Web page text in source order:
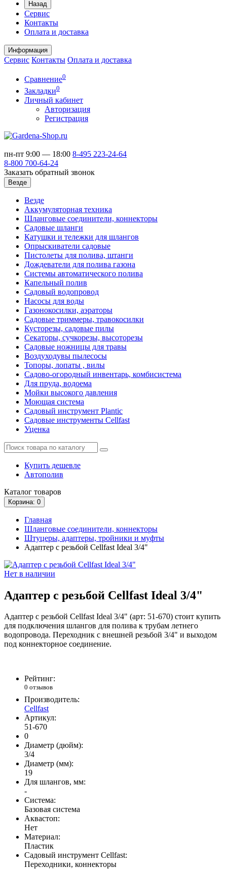
Назад
Сервис
Контакты
Оплата и доставка
Информация
Сервис Контакты Оплата и доставка
Сравнение0
Закладки0
Личный кабинет
Авторизация
Регистрация
пн-пт 9:00 — 18:00 8-495 223-24-64
8-800 700-64-24
Заказать обратный звонок
Везде
Везде
Аккумуляторная техника
Шланговые соединители, коннекторы
Садовые шланги
Катушки и тележки для шлангов
Опрыскиватели садовые
Пистолеты для полива, штанги
Дождеватели для полива газона
Системы автоматического полива
Капельный полив
Садовый водопровод
Насосы для воды
Газонокосилки, аэраторы
Садовые триммеры, травокосилки
Кусторезы, садовые пилы
Секаторы, сучкорезы, высоторезы
Садовые ножницы для травы
Воздуходувы пылесосы
Топоры, лопаты , вилы
Садово-огородный инвентарь, комбисистема
Для пруда, водоема
Мойки высокого давления
Моющая система
Садовый инструмент Plantic
Садовые инструменты Cellfast
Уценка
Купить дешевле
Автополив
Каталог товаров
Корзина: 0
Главная
Шланговые соединители, коннекторы
Штуцеры, адаптеры, тройники и муфты
Адаптер с резьбой Cellfast Ideal 3/4"
Нет в наличии
Адаптер с резьбой Cellfast Ideal 3/4"
Адаптер с резьбой Cellfast Ideal 3/4" (арт: 51-670) стоит купить
для подключения шлангов для полива к трубам летнего
водопровода. Переходник с внешней резьбой 3/4" и выходом
под коннекторное соединение.
Рейтинг:
0 отзывов
Производитель:
Cellfast
Артикул:
51-670
0
Диаметр (дюйм):
3/4
Диаметр (мм):
19
Для шлангов, мм:
-
Система:
Базовая система
Аквастоп:
Нет
Материал:
Пластик
Садовый инструмент Cellfast:
Переходники, коннекторы